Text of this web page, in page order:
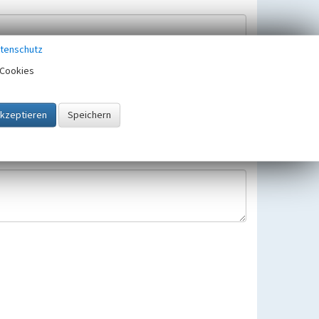
gespeichert und verwendet.
gültigen Europäischen